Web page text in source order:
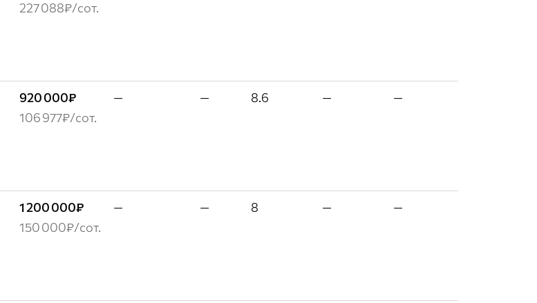
227 088₽/сот.
920 000₽
106 977₽/сот.
— — 8.6 — —
1 200 000₽
150 000₽/сот.
— — 8 — —